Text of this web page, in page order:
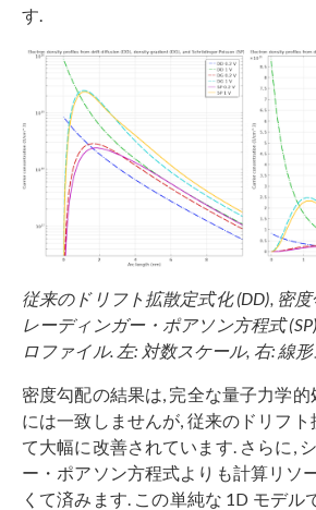
す.
従来のドリフト拡散定式化 (DD), 密度
レーディンガー・ポアソン方程式
ロファイル. 左: 対数スケール, 右: 線
密度勾配の結果は, 完全な量子力学
には一致しませんが, 従来のドリフ
て大幅に改善されています. さらに,
ー・ポアソン方程式よりも計算リソ
くて済みます. この単純な 1D モデル